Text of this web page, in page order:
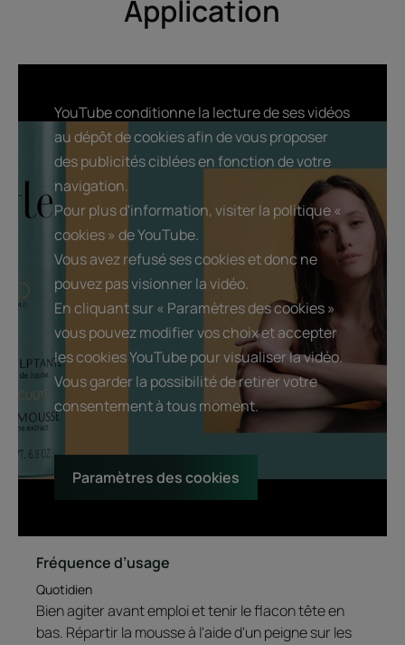
apporte un volume longue
durée naturel à la chevelure et
dessine les boucles.
Avantages
Formule-soin coiffante, cette mousse cheveux à l'extrait
végétal de Jojoba apporte un volume naturel longue
durée à la coiffure et facilite sa mise en forme, tout en
hydratant la fibre capillaire.
Offre naturellement volume et tenue : sublime les
brushings, définit les boucles.
Formule-soin coiffante sans silicone : protège les
cheveux de la déshydratation et préserve leur beauté
Avantage de la texture
Une mousse aérienne sans silicone au fini invisible pour définir
les boucles et facilité le brushing.
Application
YouTube conditionne la lecture de ses vidéos
au dépôt de cookies afin de vous proposer
des publicités ciblées en fonction de votre
navigation.
Pour plus d'information, visiter la politique «
cookies » de YouTube.
Vous avez refusé ses cookies et donc ne
pouvez pas visionner la vidéo.
En cliquant sur « Paramètres des cookies »
vous pouvez modifier vos choix et accepter
les cookies YouTube pour visualiser la vidéo.
Vous garder la possibilité de retirer votre
consentement à tous moment.
Paramètres des cookies
Fréquence d’usage
Quotidien
Bien agiter avant emploi et tenir le flacon tête en
bas. Répartir la mousse à l'aide d'un peigne sur les